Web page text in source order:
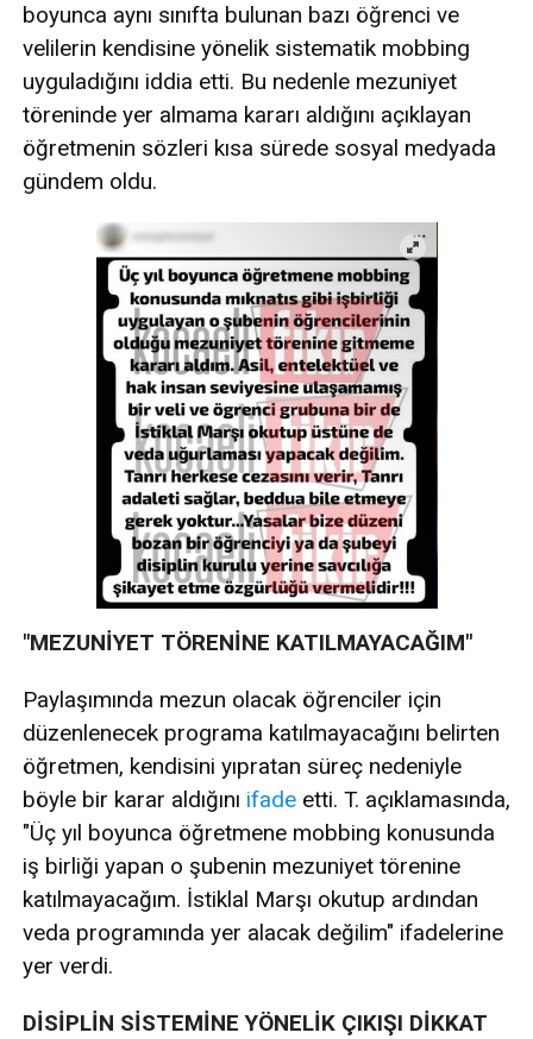
boyunca aynı sınıfta bulunan bazı öğrenci ve
velilerin kendisine yönelik sistematik mobbing
uyguladığını iddia etti. Bu nedenle mezuniyet
töreninde yer almama kararı aldığını açıklayan
öğretmenin sözleri kısa sürede sosyal medyada
gündem oldu.
"MEZUNİYET TÖRENİNE KATILMAYACAĞIM"
Paylaşımında mezun olacak öğrenciler için
düzenlenecek programa katılmayacağını belirten
öğretmen, kendisini yıpratan süreç nedeniyle
böyle bir karar aldığını ifade etti. T. açıklamasında,
"Üç yıl boyunca öğretmene mobbing konusunda
iş birliği yapan o şubenin mezuniyet törenine
katılmayacağım. İstiklal Marşı okutup ardından
veda programında yer alacak değilim" ifadelerine
yer verdi.
DİSİPLİN SİSTEMİNE YÖNELİK ÇIKIŞI DİKKAT